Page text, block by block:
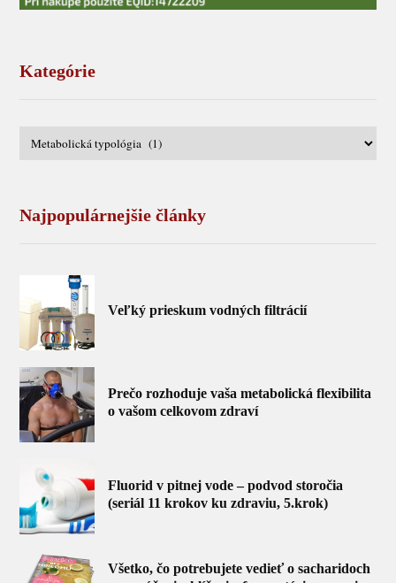
Kategórie
Najpopulárnejšie články
Veľký prieskum vodných filtrácií
Prečo rozhoduje vaša metabolická flexibilita
o vašom celkovom zdraví
Fluorid v pitnej vode – podvod storočia
(seriál 11 krokov ku zdraviu, 5.krok)
Všetko, čo potrebujete vedieť o sacharidoch